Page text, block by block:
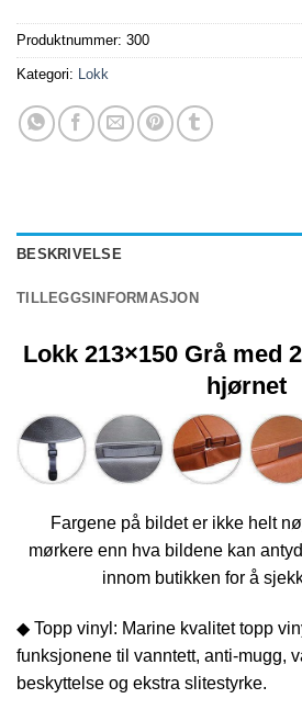
Produktnummer: 300
Kategori: Lokk
BESKRIVELSE
TILLEGGSINFORMASJON
Lokk 213×150 Grå med
hjørnet
Fargene på bildet er ikke helt
mørkere enn hva bildene kan
innom butikken for å
◆ Topp vinyl: Marine kvalitet topp
funksjonene til vanntett, anti-mugg,
beskyttelse og ekstra slitestyrke.